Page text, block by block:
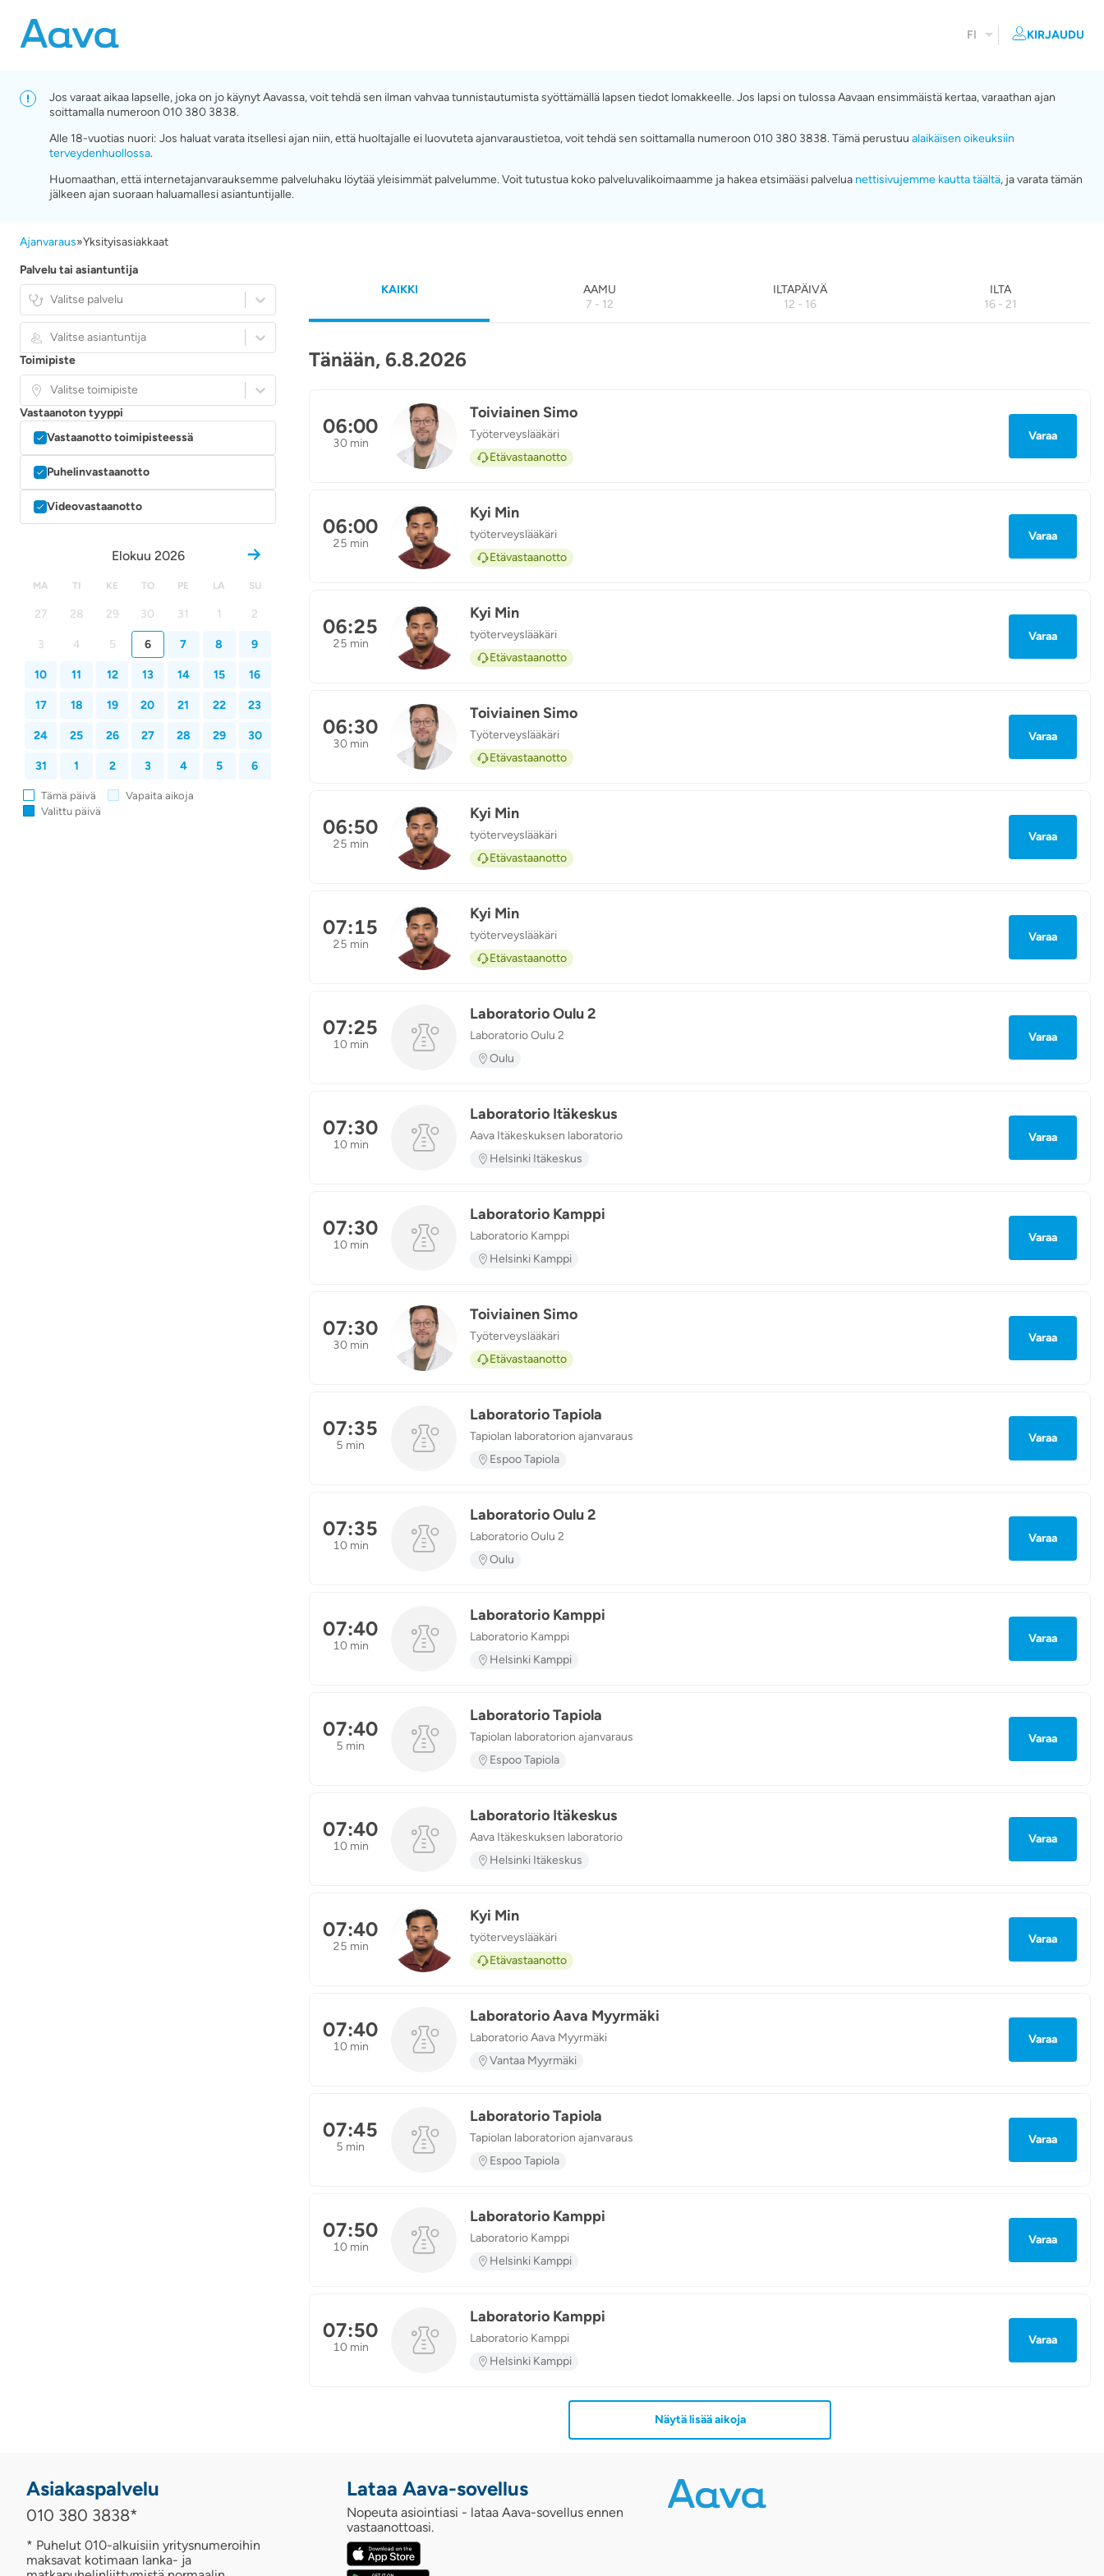
FI KIRJAUDU
Jos varaat aikaa lapselle, joka on jo käynyt Aavassa, voit tehdä sen ilman vahvaa tunnistautumista syöttämällä lapsen tiedot lomakkeelle. Jos lapsi on tulossa Aavaan ensimmäistä kertaa, varaathan ajan
soittamalla numeroon 010 380 3838.
Alle 18-vuotias nuori: Jos haluat varata itsellesi ajan niin, että huoltajalle ei luovuteta ajanvaraustietoa, voit tehdä sen soittamalla numeroon 010 380 3838. Tämä perustuu alaikäisen oikeuksiin
terveydenhuollossa.
Huomaathan, että internetajanvarauksemme palveluhaku löytää yleisimmät palvelumme. Voit tutustua koko palveluvalikoimaamme ja hakea etsimääsi palvelua nettisivujemme kautta täältä, ja varata tämän
jälkeen ajan suoraan haluamallesi asiantuntijalle.
Ajanvaraus»Yksityisasiakkaat
Palvelu tai asiantuntija
Valitse palvelu
Valitse asiantuntija
Toimipiste
Valitse toimipiste
Vastaanoton tyyppi
Vastaanotto toimipisteessä
Puhelinvastaanotto
Videovastaanotto
Elokuu 2026
MA TI KE TO PE LA SU
27 28 29 30 31 1 2
3 4 5 6 7 8 9
10 11 12 13 14 15 16
17 18 19 20 21 22 23
24 25 26 27 28 29 30
31 1 2 3 4 5 6
Tämä päivä
Vapaita aikoja
Valittu päivä
KAIKKI
AAMU
7 - 12
ILTAPÄIVÄ
12 - 16
ILTA
16 - 21
Tänään, 6.8.2026
06:00
30 min
TS
Toiviainen Simo
Työterveyslääkäri
Etävastaanotto
Varaa
06:00
25 min
KM
Kyi Min
työterveyslääkäri
Etävastaanotto
Varaa
06:25
25 min
KM
Kyi Min
työterveyslääkäri
Etävastaanotto
Varaa
06:30
30 min
TS
Toiviainen Simo
Työterveyslääkäri
Etävastaanotto
Varaa
06:50
25 min
KM
Kyi Min
työterveyslääkäri
Etävastaanotto
Varaa
07:15
25 min
KM
Kyi Min
työterveyslääkäri
Etävastaanotto
Varaa
07:25
10 min
Laboratorio Oulu 2
Laboratorio Oulu 2
Oulu
Varaa
07:30
10 min
Laboratorio Itäkeskus
Aava Itäkeskuksen laboratorio
Helsinki Itäkeskus
Varaa
07:30
10 min
Laboratorio Kamppi
Laboratorio Kamppi
Helsinki Kamppi
Varaa
07:30
30 min
TS
Toiviainen Simo
Työterveyslääkäri
Etävastaanotto
Varaa
07:35
5 min
Laboratorio Tapiola
Tapiolan laboratorion ajanvaraus
Espoo Tapiola
Varaa
07:35
10 min
Laboratorio Oulu 2
Laboratorio Oulu 2
Oulu
Varaa
07:40
10 min
Laboratorio Kamppi
Laboratorio Kamppi
Helsinki Kamppi
Varaa
07:40
5 min
Laboratorio Tapiola
Tapiolan laboratorion ajanvaraus
Espoo Tapiola
Varaa
07:40
10 min
Laboratorio Itäkeskus
Aava Itäkeskuksen laboratorio
Helsinki Itäkeskus
Varaa
07:40
25 min
KM
Kyi Min
työterveyslääkäri
Etävastaanotto
Varaa
07:40
10 min
Laboratorio Aava Myyrmäki
Laboratorio Aava Myyrmäki
Vantaa Myyrmäki
Varaa
07:45
5 min
Laboratorio Tapiola
Tapiolan laboratorion ajanvaraus
Espoo Tapiola
Varaa
07:50
10 min
Laboratorio Kamppi
Laboratorio Kamppi
Helsinki Kamppi
Varaa
07:50
10 min
Laboratorio Kamppi
Laboratorio Kamppi
Helsinki Kamppi
Varaa
Näytä lisää aikoja
Asiakaspalvelu
010 380 3838*
* Puhelut 010-alkuisiin yritysnumeroihin
maksavat kotimaan lanka- ja
Lataa Aava-sovellus
Nopeuta asiointiasi - lataa Aava-sovellus ennen
vastaanottoasi.